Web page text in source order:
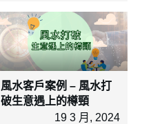
風水客戶案例 – 風水打
破生意遇上的樽頸
19 3 月, 2024